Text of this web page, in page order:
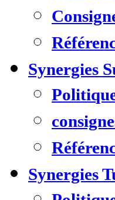
Synergies
Synergies